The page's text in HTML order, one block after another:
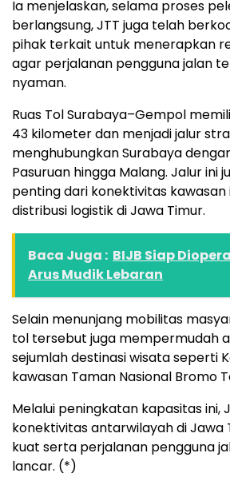
Ia menjelaskan, selama proses
berlangsung, JTT juga telah
pihak terkait untuk menerapkan
agar perjalanan pengguna jalan
nyaman.
Ruas Tol Surabaya–Gempol
43 kilometer dan menjadi jalur
menghubungkan Surabaya
Pasuruan hingga Malang. Jalur ini
penting dari konektivitas kawasan
distribusi logistik di Jawa Timur.
Baca Juga : BIJB Siap
Arus Mudik Lebaran
Selain menunjang mobilitas
tol tersebut juga mempermudah
sejumlah destinasi wisata seperti
kawasan Taman Nasional Bromo
Melalui peningkatan kapasitas ini,
konektivitas antarwilayah di Jawa
kuat serta perjalanan pengguna
lancar. (*)